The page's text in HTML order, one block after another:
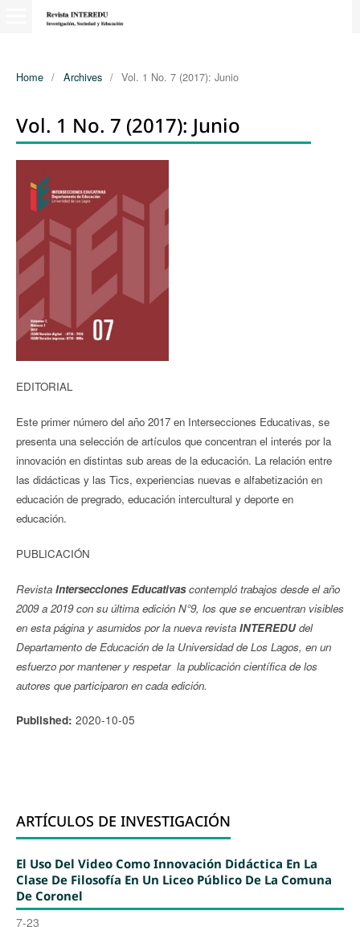
Home / Archives / Vol. 1 No. 7 (2017): Junio
Vol. 1 No. 7 (2017): Junio
EDITORIAL
Este primer número del año 2017 en Intersecciones Educativas, se
presenta una selección de artículos que concentran el interés por la
innovación en distintas sub areas de la educación. La relación entre
las didácticas y las Tics, experiencias nuevas e alfabetización en
educación de pregrado, educación intercultural y deporte en
educación.
PUBLICACIÓN
Revista Intersecciones Educativascontempló trabajos desde el año
2009 a 2019 con su última edición N°9, los que se encuentran visibles
en esta página y asumidos por la nueva revista INTEREDUdel
Departamento de Educación de la Universidad de Los Lagos, en un
esfuerzo por mantener y respetar la publicación científica de los
autores que participaron en cada edición.
Published: 2020-10-05
ARTÍCULOS DE INVESTIGACIÓN
El Uso Del Video Como Innovación Didáctica En La
Clase De Filosofía En Un Liceo Público De La Comuna
De Coronel
7-23